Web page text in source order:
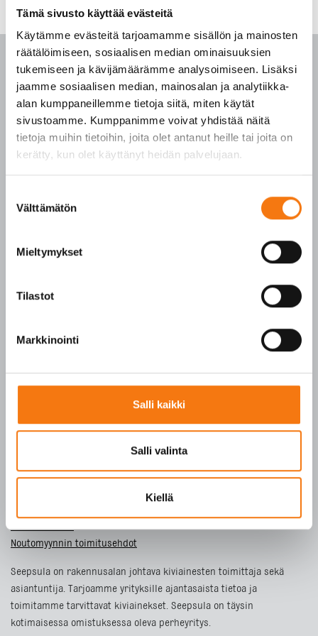
Tämä sivusto käyttää evästeitä
Käytämme evästeitä tarjoamamme sisällön ja mainosten
räätälöimiseen, sosiaalisen median ominaisuuksien
tukemiseen ja kävijämäärämme analysoimiseen. Lisäksi
jaamme sosiaalisen median, mainosalan ja analytiikka-
alan kumppaneillemme tietoja siitä, miten käytät
sivustoamme. Kumppanimme voivat yhdistää näitä
tietoja muihin tietoihin, joita olet antanut heille tai joita on
kerätty, kun olet käyttänyt heidän palvelujaan.
valinta
Välttämätön
Mieltymykset
Tilastot
Markkinointi
Salli kaikki
Salli valinta
Kiellä
PALVELUKESKUS
p. 010 3911 900
(matkapuhelinmaksu (mpm) ja lankapuhelimella
SFS-EN 12620
Tietosuojaseloste
TUOTTEET
VASTUULLISUUS
Toimitusehdot
Noutomyynnin toimitusehdot
Seepsula on rakennusalan johtava kiviainesten toimittaja sekä
asiantuntija. Tarjoamme yrityksille ajantasaista tietoa ja
toimitamme tarvittavat kiviainekset. Seepsula on täysin
kotimaisessa omistuksessa oleva perheyritys.